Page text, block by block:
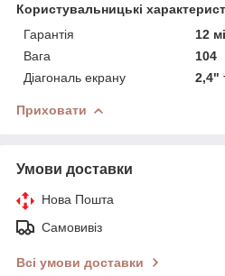
Користувальницькі
Гарантія
12
Вага
104
Діагональ екрану
2,4"
Приховати
Умови доставки
Нова Пошта
Самовивіз
Всі умови доставки